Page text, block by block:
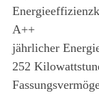
A++
jährlicher
252